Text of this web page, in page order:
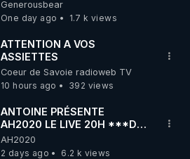
07.08.2026.
Generousbear
One day ago
1.7 k views
ATTENTION A VOS
ASSIETTES
Coeur de Savoie radioweb TV
10 hours ago
392 views
ANTOINE PRÉSENTE
AH2020 LE LIVE 20H ***DU
06/08/2026***
AH2020
2 days ago
6.2 k views